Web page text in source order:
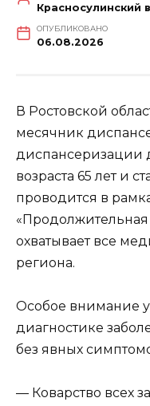
ОПУБЛИКОВАНО
06.08.2026
В Ростовской
месячник
диспансеризации
возраста 65 лет и
проводится в
охватывает все
региона.
Особое внимание
диагностике
без явных
— Коварство всех